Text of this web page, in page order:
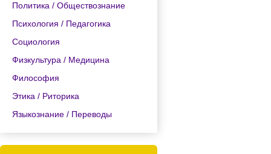
Политика / Обществознание
Психология / Педагогика
Социология
Физкультура / Медицина
Философия
Этика / Риторика
Языкознание / Переводы